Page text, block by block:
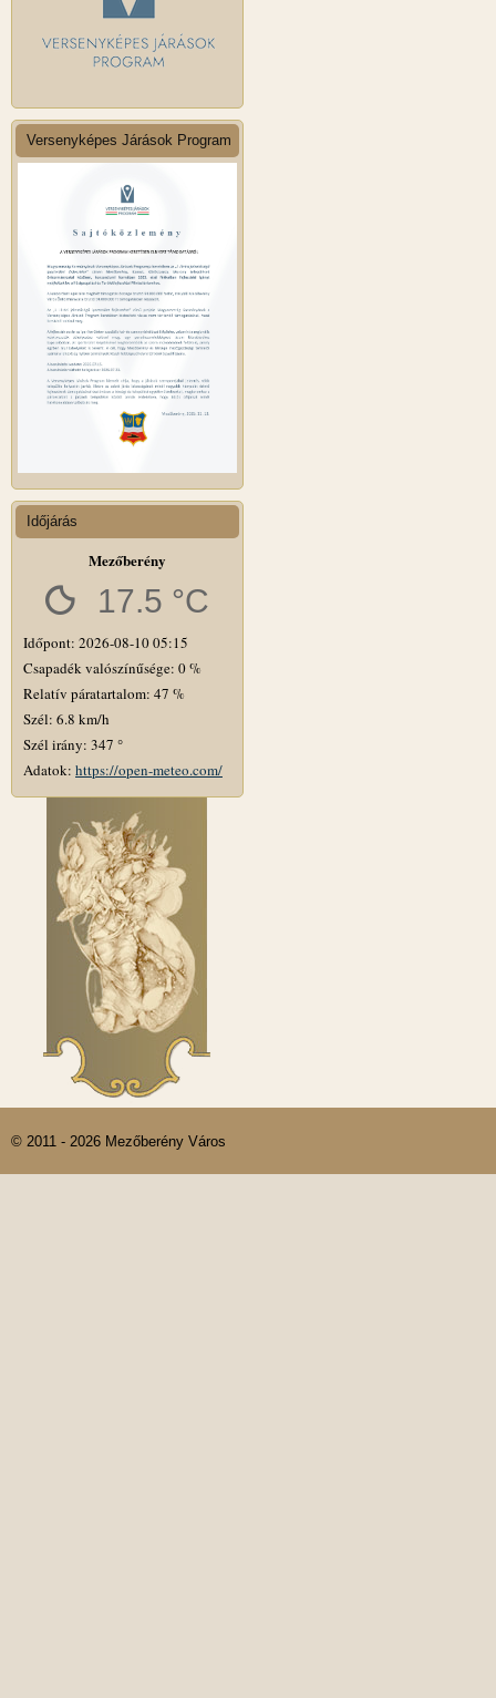
Versenyképes Járások Program
Időjárás
Mezőberény
17.5 °C
Időpont: 2026-08-10 05:15
Csapadék valószínűsége: 0 %
Relatív páratartalom: 47 %
Szél: 6.8 km/h
Szél irány: 347 °
Adatok: https://open-meteo.com/
© 2011 - 2026 Mezőberény Város